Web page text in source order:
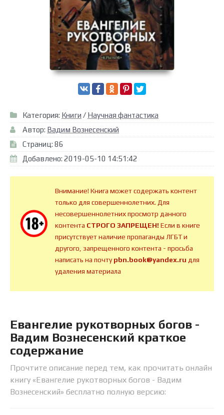
Категория: Книги / Научная фантастика
Автор: Вадим Вознесенский
Страниц: 86
Добавлено: 2019-05-10 14:51:42
Внимание! Книга может содержать контент
только для совершеннолетних. Для
несовершеннолетних просмотр данного
контента СТРОГО ЗАПРЕЩЕН!Если в книге
присутствует наличие пропаганды ЛГБТ и
другого, запрещенного контента - просьба
написать на почтуpbn.book@yandex.ru для
удаления материала
Евангелие рукотворных богов -
Вадим Вознесенский краткое
содержание
Прочтите описание перед тем, как прочитать онлайн
книгу «Евангелие рукотворных богов - Вадим
Вознесенский» бесплатно полную версию: